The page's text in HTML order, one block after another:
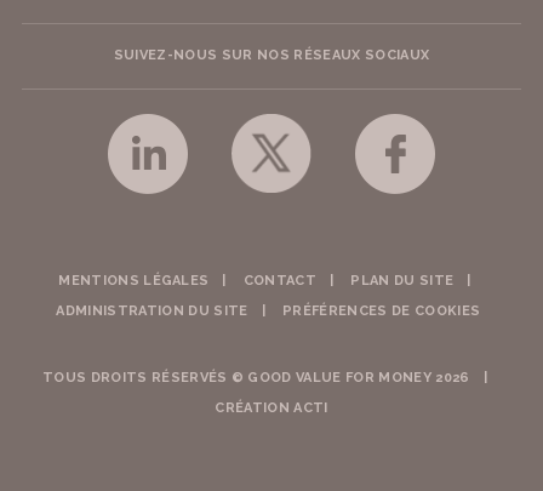
SUIVEZ-NOUS SUR NOS RÉSEAUX SOCIAUX
MENTIONS LÉGALES CONTACT
PLAN DU SITE
ADMINISTRATION DU SITE
PRÉFÉRENCES DE COOKIES
TOUS DROITS RÉSERVÉS © GOOD VALUE FOR MONEY 2026
CRÉATION ACTI